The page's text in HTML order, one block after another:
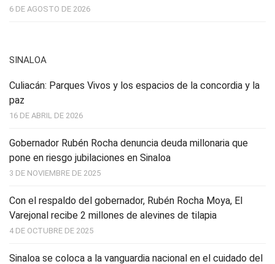
6 DE AGOSTO DE 2026
SINALOA
Culiacán: Parques Vivos y los espacios de la concordia y la
paz
16 DE ABRIL DE 2026
Gobernador Rubén Rocha denuncia deuda millonaria que
pone en riesgo jubilaciones en Sinaloa
3 DE NOVIEMBRE DE 2025
Con el respaldo del gobernador, Rubén Rocha Moya, El
Varejonal recibe 2 millones de alevines de tilapia
4 DE OCTUBRE DE 2025
Sinaloa se coloca a la vanguardia nacional en el cuidado del